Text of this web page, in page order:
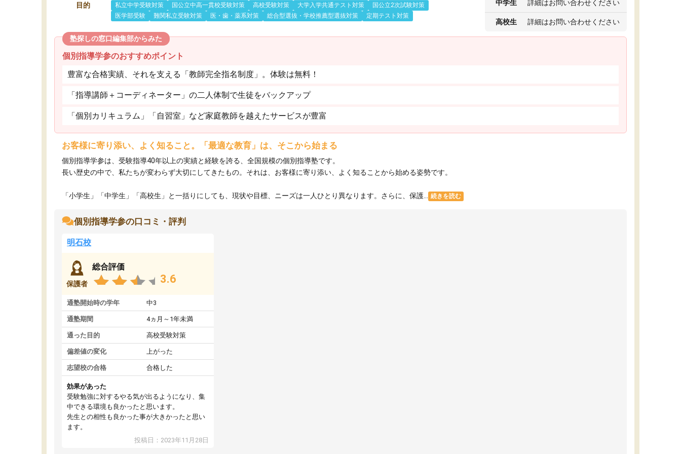
目的 私立中学受験対策 国公立中高一貫校受験対策 高校受験対策 大学入学共通テスト対策
国公立2次試験対策
医学部受験
難関私立受験対策 医・歯・薬系対策 総合型選抜・学校推薦型選抜対策 定期テスト対策
中学生 詳細はお問い合わせください
高校生 詳細はお問い合わせください
塾探しの窓口編集部からみた
個別指導学参のおすすめポイント
豊富な合格実績、それを支える「教師完全指名制度」。体験は無料！
「指導講師＋コーディネーター」の二人体制で生徒をバックアップ
「個別カリキュラム」「自習室」など家庭教師を越えたサービスが豊富
お客様に寄り添い、よく知ること。「最適な教育」は、そこから始まる
個別指導学参は、受験指導40年以上の実績と経験を誇る、全国規模の個別指導塾です。
長い歴史の中で、私たちが変わらず大切にしてきたもの。それは、お客様に寄り添い、よく知ることから始める姿勢です。
「小学生」「中学生」「高校生」と一括りにしても、現状や目標、ニーズは一人ひとり異なります。さらに、保護... 続きを読む
個別指導学参の口コミ・評判
明石校
保護者
総合評価
3.6
通塾開始時の学年 中3
通塾期間 4ヵ月～1年未満
通った目的 高校受験対策
偏差値の変化 上がった
志望校の合格 合格した
効果があった
受験勉強に対するやる気が出るようになり、集
中できる環境も良かったと思います。
先生との相性も良かった事が大きかったと思い
ます。
投稿日：2023年11月28日